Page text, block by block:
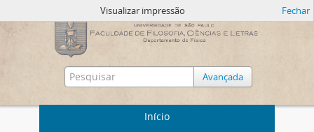
Avançada
Início
Visualizar impressão Fechar